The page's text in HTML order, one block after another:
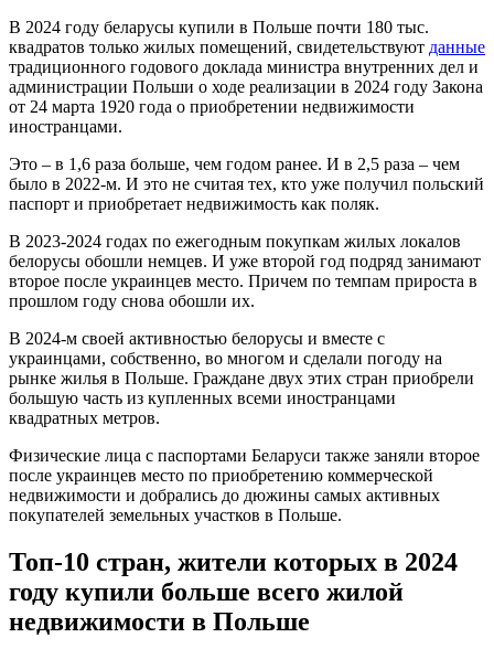
В 2024 году беларусы купили в Польше почти 180 тыс.
квадратов только жилых помещений, свидетельствуют данные
традиционного годового доклада министра внутренних дел и
администрации Польши о ходе реализации в 2024 году Закона
от 24 марта 1920 года о приобретении недвижимости
иностранцами.
Это – в 1,6 раза больше, чем годом ранее. И в 2,5 раза – чем
было в 2022-м. И это не считая тех, кто уже получил польский
паспорт и приобретает недвижимость как поляк.
В 2023-2024 годах по ежегодным покупкам жилых локалов
белорусы обошли немцев. И уже второй год подряд занимают
второе после украинцев место. Причем по темпам прироста в
прошлом году снова обошли их.
В 2024-м своей активностью белорусы и вместе с
украинцами, собственно, во многом и сделали погоду на
рынке жилья в Польше. Граждане двух этих стран приобрели
большую часть из купленных всеми иностранцами
квадратных метров.
Физические лица с паспортами Беларуси также заняли второе
после украинцев место по приобретению коммерческой
недвижимости и добрались до дюжины самых активных
покупателей земельных участков в Польше.
Топ-10 стран, жители которых в 2024
году купили больше всего жилой
недвижимости в Польше